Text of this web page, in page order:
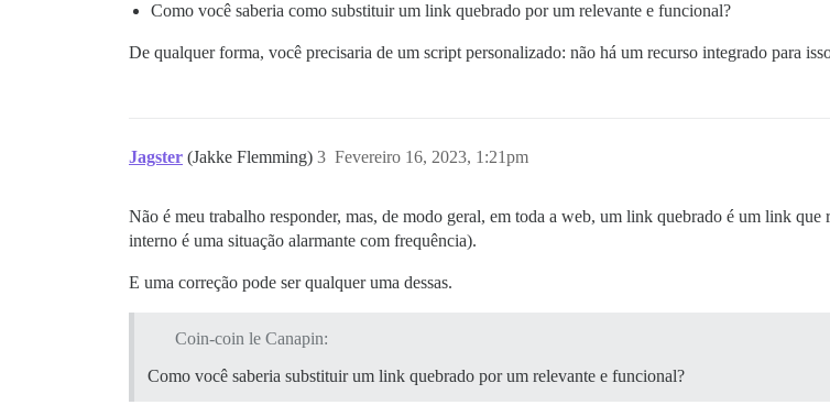
Como você saberia como substituir um link quebrado por um relevante e funcional?
De qualquer forma, você precisaria de um script personalizado: não há um recurso integrado para
Jagster (Jakke Flemming) Fevereiro 16, 2023, 1:21pm
3
Não é meu trabalho responder, mas, de modo geral, em toda a web, um link quebrado é um link
interno é uma situação alarmante com frequência).
E uma correção pode ser qualquer uma dessas.
Coin-coin le Canapin:
Como você saberia substituir um link quebrado por um relevante e funcional?